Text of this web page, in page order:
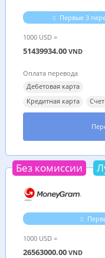
Первые 3
1000 USD =
51439934.00 VND
Оплата перевода
Дебетовая карта
Кредитная карта
Счет
Без комиссии
1000 USD =
26563000.00 VND